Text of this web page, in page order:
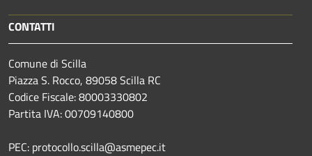
CONTATTI
Comune di Scilla
Piazza S. Rocco, 89058 Scilla RC
Codice Fiscale: 80003330802
Partita IVA: 00709140800
PEC: protocollo.scilla@asmepec.it